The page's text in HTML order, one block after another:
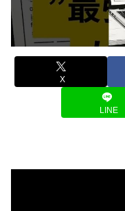
X
LINE